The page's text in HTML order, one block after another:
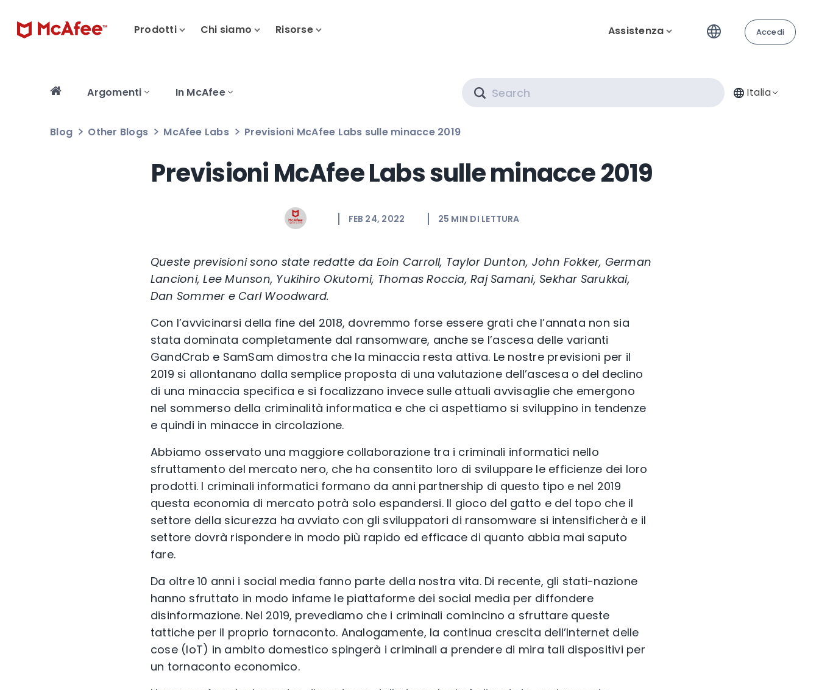
Prodotti Chi siamo Risorse Assistenza Accedi
Argomenti In McAfee Italia
Blog Other Blogs McAfee Labs Previsioni McAfee Labs sulle minacce 2019
Previsioni McAfee Labs sulle minacce 2019
FEB 24, 2022 25 MIN DI LETTURA
Queste previsioni sono state redatte da Eoin Carroll, Taylor Dunton, John Fokker, German
Lancioni, Lee Munson, Yukihiro Okutomi, Thomas Roccia, Raj Samani, Sekhar Sarukkai,
Dan Sommer e Carl Woodward.
Con l’avvicinarsi della fine del 2018, dovremmo forse essere grati che l’annata non sia
stata dominata completamente dal ransomware, anche se l’ascesa delle varianti
GandCrab e SamSam dimostra che la minaccia resta attiva. Le nostre previsioni per il
2019 si allontanano dalla semplice proposta di una valutazione dell’ascesa o del declino
di una minaccia specifica e si focalizzano invece sulle attuali avvisaglie che emergono
nel sommerso della criminalità informatica e che ci aspettiamo si sviluppino in tendenze
e quindi in minacce in circolazione.
Abbiamo osservato una maggiore collaborazione tra i criminali informatici nello
sfruttamento del mercato nero, che ha consentito loro di sviluppare le efficienze dei loro
prodotti. I criminali informatici formano da anni partnership di questo tipo e nel 2019
questa economia di mercato potrà solo espandersi. Il gioco del gatto e del topo che il
settore della sicurezza ha avviato con gli sviluppatori di ransomware si intensificherà e il
settore dovrà rispondere in modo più rapido ed efficace di quanto abbia mai saputo
fare.
Da oltre 10 anni i social media fanno parte della nostra vita. Di recente, gli stati-nazione
hanno sfruttato in modo infame le piattaforme dei social media per diffondere
disinformazione. Nel 2019, prevediamo che i criminali comincino a sfruttare queste
tattiche per il proprio tornaconto. Analogamente, la continua crescita dell’Internet delle
cose (IoT) in ambito domestico spingerà i criminali a prendere di mira tali dispositivi per
un tornaconto economico.